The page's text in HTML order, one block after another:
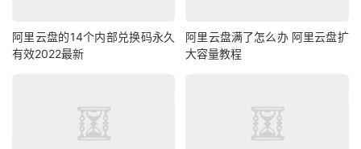
阿里云盘的14个内部兑换码永久
有效2022最新
阿里云盘满了怎么办 阿里云盘扩
大容量教程